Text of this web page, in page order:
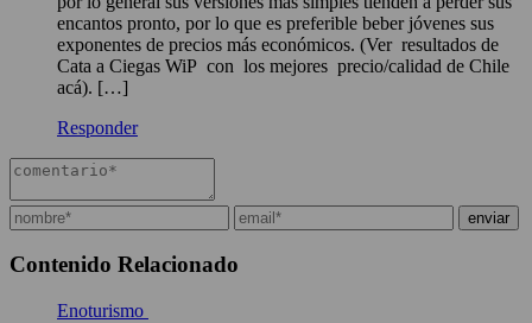
encantos pronto, por lo que es preferible beber jóvenes sus
exponentes de precios más económicos. (Ver resultados de
Cata a Ciegas WiP con los mejores precio/calidad de Chile
acá). […]
Responder
Contenido Relacionado
Enoturismo